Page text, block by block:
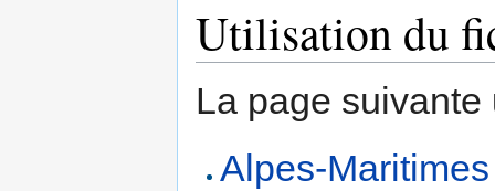
Utilisation du
La page
Alpes-